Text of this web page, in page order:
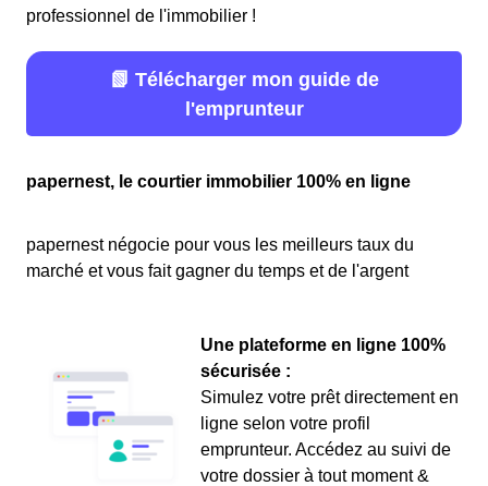
professionnel de l'immobilier !
📗 Télécharger mon guide de
l'emprunteur
papernest, le courtier immobilier 100% en ligne
papernest négocie pour vous les meilleurs taux du
marché et vous fait gagner du temps et de l'argent
Une plateforme en ligne 100%
sécurisée :
Simulez votre prêt directement en
ligne selon votre profil
emprunteur. Accédez au suivi de
votre dossier à tout moment &